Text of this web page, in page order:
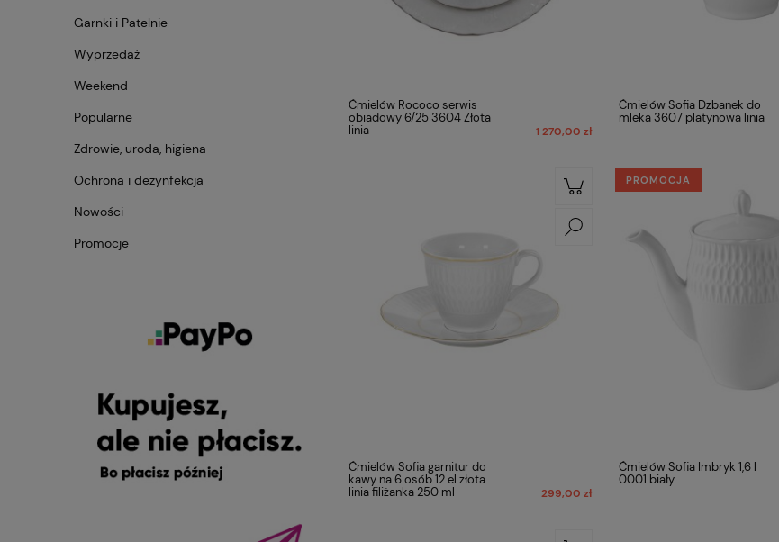
Garnki i Patelnie
Wyprzedaż
Weekend
Popularne
Zdrowie, uroda, higiena
Ochrona i dezynfekcja
Nowości
Promocje
Ćmielów Rococo serwis
obiadowy 6/25 3604 Złota
linia
1 270,00 zł
Ćmielów Sofia Dzbanek do
mleka 3607 platynowa linia
Ćmielów Sofia garnitur do
kawy na 6 osób 12 el złota
linia filiżanka 250 ml
299,00 zł
Ćmielów Sofia Imbryk 1,6 l
0001 biały
PROMOCJA